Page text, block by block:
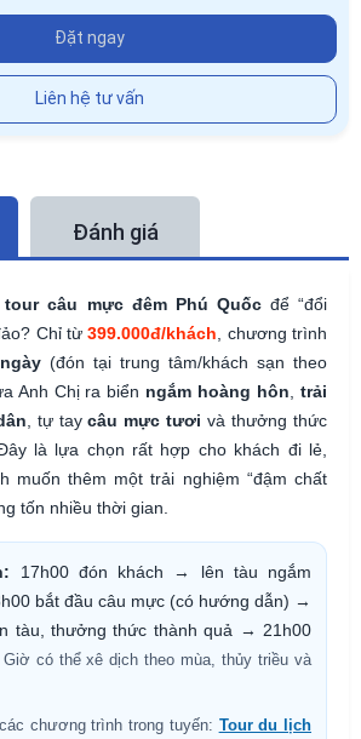
Đặt ngay
Liên hệ tư vấn
Đánh giá
tour câu mực đêm Phú Quốcđể “đổi
Chỉ từ399.000đ/khách , chương trình
(đón tại trung tâm/khách sạn theo
Anh Chị ra biển ngắm hoàng hôn ,trải
, tự taycâu mực tươi và thưởng thức
là lựa chọn rất hợp cho khách đi lẻ,
muốn thêm một trải nghiệm “đậm chất
tốn nhiều thời gian.
17h00 đón khách → lên tàu ngắm
bắt đầu câu mực (có hướng dẫn) →
tàu, thưởng thức thành quả → 21h00
Giờ có thể xê dịch theo mùa, thủy triều và
chương trình trong tuyến: Tour du lịch